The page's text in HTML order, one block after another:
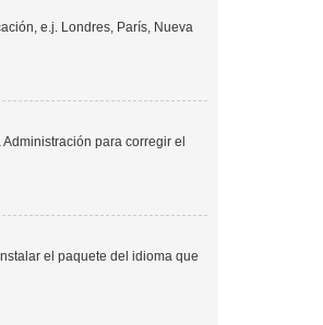
e.j. Londres, París, Nueva
para corregir el
el paquete del idioma que